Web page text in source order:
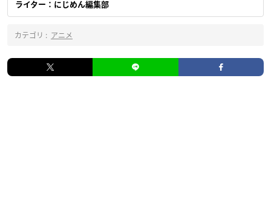
ライター：にじめん編集部
カテゴリ : アニメ